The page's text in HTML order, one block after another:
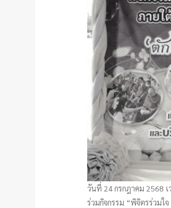
วันที่ 24 กรกฎาคม 2568
ร่วมกิจกรรม “พิจิตรร่วม